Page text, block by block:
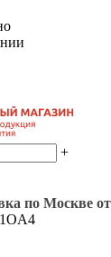
+
по Москве